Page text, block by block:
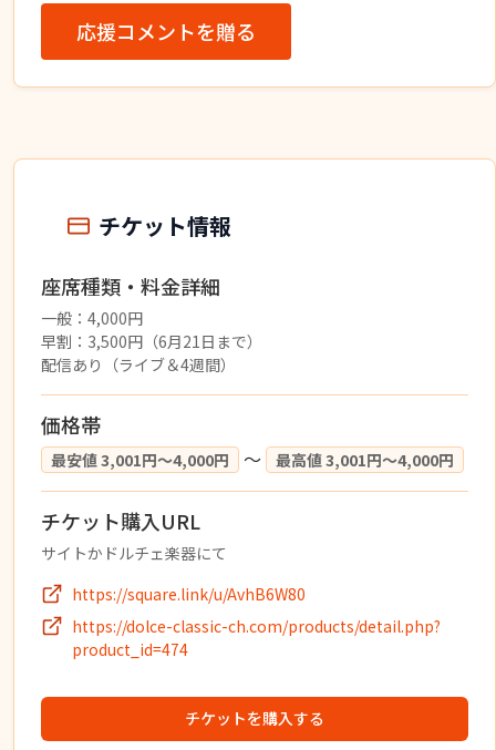
応援コメントを贈る
チケット情報
座席種類・料金詳細
一般：4,000円
早割：3,500円（6月21日まで）
配信あり（ライブ＆4週間）
価格帯
最安値 3,001円〜4,000円 〜 最高値 3,001円〜4,000円
チケット購入URL
サイトかドルチェ楽器にて
https://square.link/u/AvhB6W80
https://dolce-classic-ch.com/products/detail.php?
product_id=474
チケットを購入する